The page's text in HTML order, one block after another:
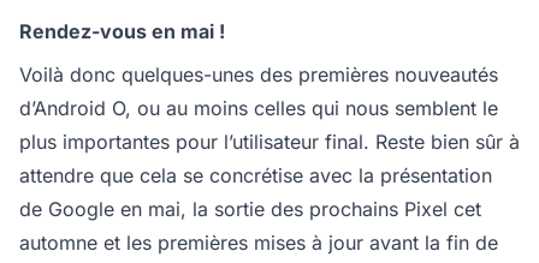
Rendez-vous en mai !
Voilà donc quelques-unes des premières nouveautés
d’Android O, ou au moins celles qui nous semblent le
plus importantes pour l’utilisateur final. Reste bien sûr à
attendre que cela se concrétise avec la présentation
de Google en mai, la sortie des prochains Pixel cet
automne et les premières mises à jour avant la fin de